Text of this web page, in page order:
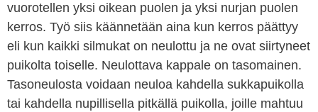
vuorotellen yksi oikean puolen ja yksi nurjan puolen
kerros. Työ siis käännetään aina kun kerros päättyy
eli kun kaikki silmukat on neulottu ja ne ovat siirtyneet
puikolta toiselle. Neulottava kappale on tasomainen.
Tasoneulosta voidaan neuloa kahdella sukkapuikolla
tai kahdella nupillisella pitkällä puikolla, joille mahtuu